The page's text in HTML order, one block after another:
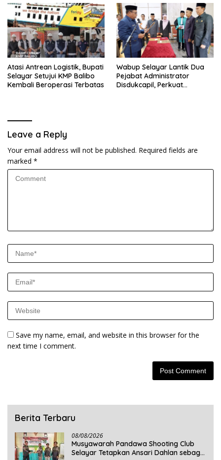
Atasi Antrean Logistik, Bupati
Selayar Setujui KMP Balibo
Kembali Beroperasi Terbatas
Wabup Selayar Lantik Dua
Pejabat Administrator
Disdukcapil, Perkuat
Leave a Reply
Your email address will not be published. Required fields are
marked *
Save my name, email, and website in this browser for the
next time I comment.
Berita Terbaru
08/08/2026
Musyawarah Pandawa Shooting Club
Selayar Tetapkan Ansari Dahlan sebagai